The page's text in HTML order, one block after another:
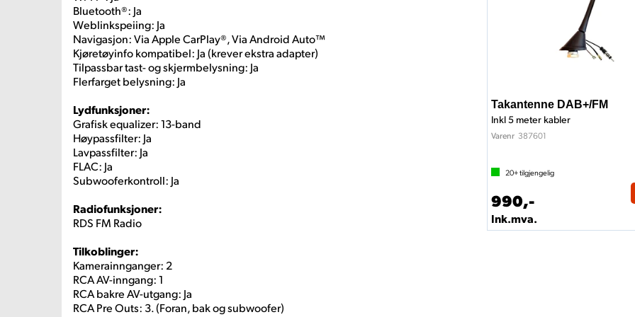
Bluetooth®: Ja
Weblinkspeiing: Ja
Navigasjon: Via Apple CarPlay®, Via Android Auto™
Kjøretøyinfo kompatibel: Ja (krever ekstra adapter)
Tilpassbar tast- og skjermbelysning: Ja
Flerfarget belysning: Ja
Lydfunksjoner:
Grafisk equalizer: 13-band
Høypassfilter: Ja
Lavpassfilter: Ja
FLAC: Ja
Subwooferkontroll: Ja
Radiofunksjoner:
RDS FM Radio
Tilkoblinger:
Kamerainnganger: 2
RCA AV-inngang: 1
RCA bakre AV-utgang: Ja
RCA Pre Outs: 3. (Foran, bak og subwoofer)
Takantenne DAB+/FM
Inkl 5 meter kabler
Varenr 387601
20+tilgjengelig
990,-
Ink.mva.